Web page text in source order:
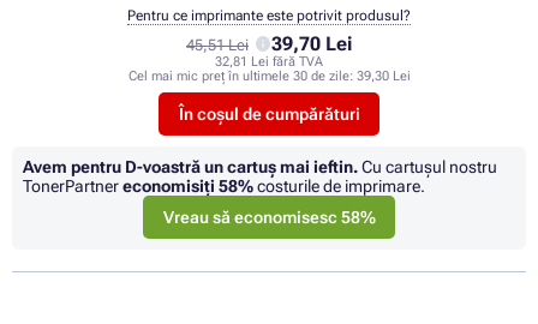
45,51 Lei 39,70 Lei
32,81 Lei fără TVA
Cel mai mic preț în ultimele 30 de zile: 39,30 Lei
În coșul de cumpărături
Pentru ce imprimante este potrivit produsul?
Avem pentru D-voastră un cartuș mai ieftin.Cu cartuşul nostru
TonerPartnereconomisiţi 58%costurile de imprimare.
Vreau să economisesc 58%